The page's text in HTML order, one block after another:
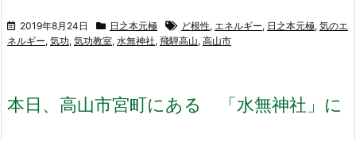
2019年8月24日 日之本元極 ど根性, エネルギー, 日之本元極, 気のエ
ネルギー, 気功, 気功教室, 水無神社, 飛騨高山, 高山市
本日、高山市宮町にある 「水無神社」に